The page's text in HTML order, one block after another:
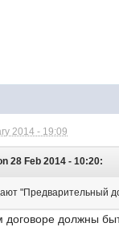
2014 - 19:09
28 Feb 2014 - 10:20:
"Предварительный
договоре должны